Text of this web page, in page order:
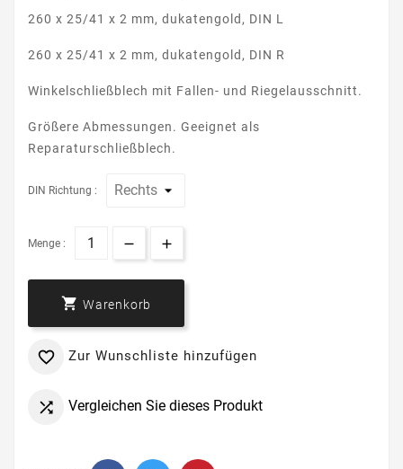
260 x 25/41 x 2 mm, dukatengold, DIN L
260 x 25/41 x 2 mm, dukatengold, DIN R
Winkelschließblech mit Fallen- und Riegelausschnitt.
Größere Abmessungen. Geeignet als
Reparaturschließblech.
DIN Richtung :
Menge :
 Warenkorb
 Zur Wunschliste hinzufügen
 Vergleichen Sie dieses Produkt